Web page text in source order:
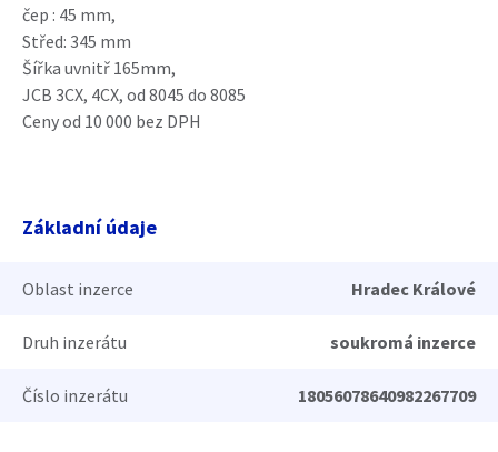
čep : 45 mm,
Střed: 345 mm
Šířka uvnitř 165mm,
JCB 3CX, 4CX, od 8045 do 8085
Ceny od 10 000 bez DPH
Základní údaje
Oblast inzerce Hradec Králové
Druh inzerátu soukromá inzerce
Číslo inzerátu 18056078640982267709